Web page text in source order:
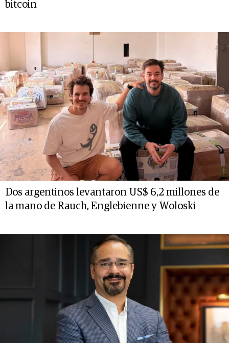
bitcoin
Dos argentinos levantaron US$ 6,2 millones de
la mano de Rauch, Englebienne y Woloski